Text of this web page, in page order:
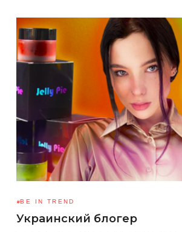
BE IN TREND
Украинский блогер